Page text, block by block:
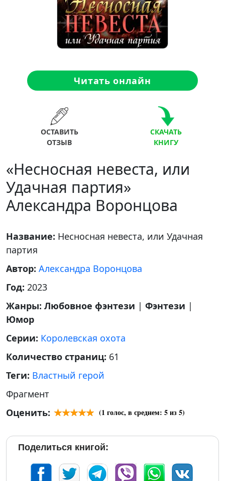
Читать онлайн
ОСТАВИТЬ
ОТЗЫВ
СКАЧАТЬ
КНИГУ
«Несносная невеста, или
Удачная партия»
Александра Воронцова
Название: Несносная невеста, или Удачная
партия
Автор: Александра Воронцова
Год: 2023
Жанры: Любовное фэнтези | Фэнтези |
Юмор
Серии: Королевская охота
Количество страниц: 61
Теги: Властный герой
Фрагмент
Оценить:
(1 голос, в среднем: 5из 5)
Поделиться книгой: